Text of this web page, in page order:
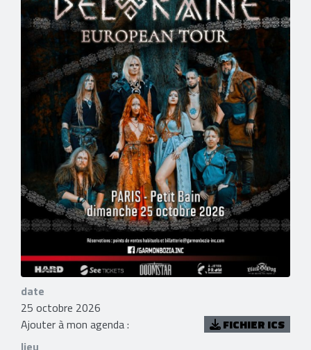
date
25 octobre 2026
Ajouter à mon agenda :
FICHIER ICS